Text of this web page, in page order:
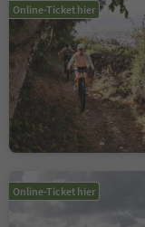
Online-Ticket hier
Online-Ticket hier